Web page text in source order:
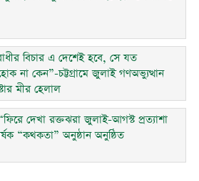
বিচার এ দেশেই হবে, সে যত
না কেন”-চট্টগ্রামে জুলাই গণঅভ্যুত্থান
মীর হেলাল
দেখা রক্তঝরা জুলাই-আগস্ট প্রত্যাশা
“কথকতা” অনুষ্ঠান অনুষ্ঠিত